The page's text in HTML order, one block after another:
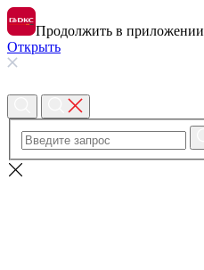
Продолжить в приложении
Открыть